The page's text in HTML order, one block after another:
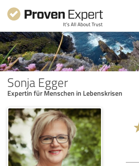
Sonja Egger
Expertin für Menschen in Lebenskrisen